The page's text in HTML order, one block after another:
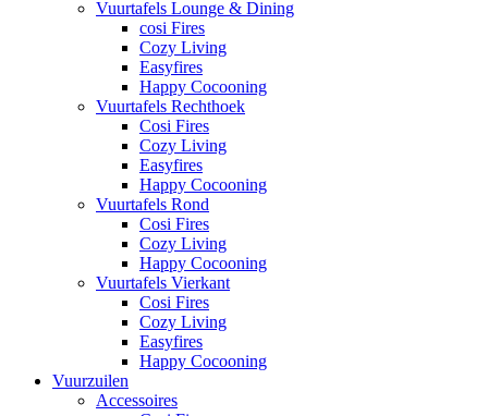
Vuurtafels Lounge & Dining
cosi Fires
Cozy Living
Easyfires
Happy Cocooning
Vuurtafels Rechthoek
Cosi Fires
Cozy Living
Easyfires
Happy Cocooning
Vuurtafels Rond
Cosi Fires
Cozy Living
Happy Cocooning
Vuurtafels Vierkant
Cosi Fires
Cozy Living
Easyfires
Happy Cocooning
Vuurzuilen
Accessoires